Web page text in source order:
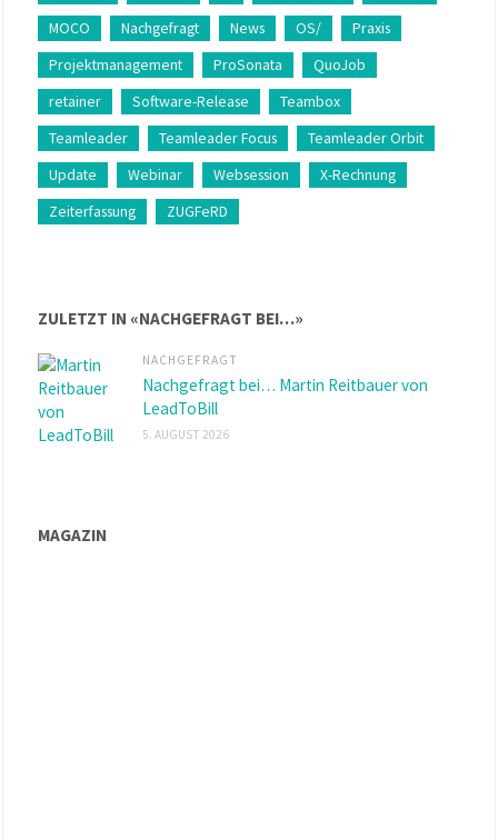
MOCO
Nachgefragt News OS/
Praxis
Projektmanagement
ProSonata
QuoJob
retainer
Software-Release
Teambox
Teamleader
Teamleader Focus
Teamleader Orbit
Update
Webinar Websession
X-Rechnung
Zeiterfassung
ZUGFeRD
ZULETZT IN «NACHGEFRAGT BEI…»
NACHGEFRAGT
Nachgefragt bei… Martin Reitbauer von
LeadToBill
5. AUGUST 2026
MAGAZIN